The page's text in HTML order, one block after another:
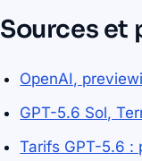
Sources et
OpenAI,
GPT-5.6 Sol,
Tarifs GPT-5.6 :